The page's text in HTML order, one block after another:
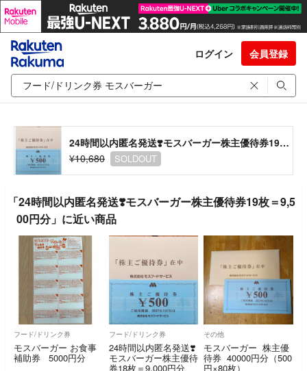
ログイン 会員登録
24時間以内匿名発送❣️モスバーガー株主優待券19枚＝9,500円分
¥10,680
SOLDOUT
「24時間以内匿名発送❣️モスバーガー株主優待券19枚＝9,5
00円分」に近い商品
フード/ドリンク券
モスバーガー お食事
補助券 5000円分
フード/ドリンク券
24時間以内匿名発送❣️
モスバーガー株主優待
券18枚＝9,000円分
その他
モスバーガー 株主優
待券 40000円分（500
円×80枚）